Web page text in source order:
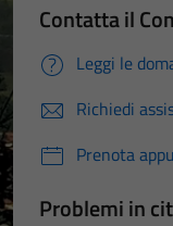
Contatta il
Leggi le
Richiedi
Prenota
Problemi in